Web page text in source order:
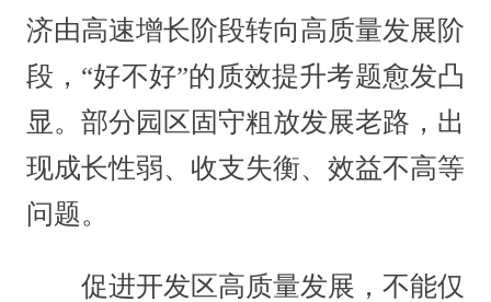
济由高速增长阶段转向高质量发展阶
段，“好不好”的质效提升考题愈发凸
显。部分园区固守粗放发展老路，出
现成长性弱、收支失衡、效益不高等
问题。
促进开发区高质量发展，不能仅